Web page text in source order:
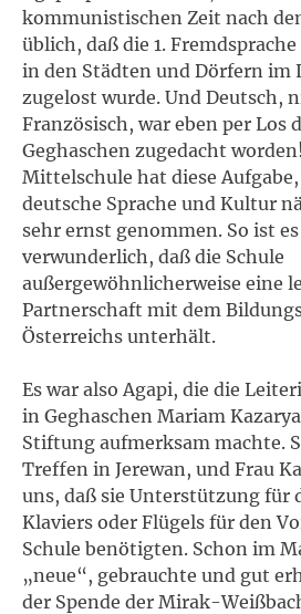
kommunistischen Zeit nach
üblich, daß die 1.
in den Städten und Dörfern im
zugelost wurde. Und Deutsch,
Französisch, war eben per Los
Geghaschen zugedacht
Mittelschule hat diese
deutsche Sprache und Kultur
sehr ernst genommen. So ist
verwunderlich, daß die Schule
außergewöhnlicherweise eine
Partnerschaft mit dem
Österreichs unterhält.
Es war also Agapi, die die
in Geghaschen Mariam
Stiftung aufmerksam machte.
Treffen in Jerewan, und Frau
uns, daß sie Unterstützung für
Klaviers oder Flügels für den
Schule benötigten. Schon im
„neue“, gebrauchte und gut
der Spende der Mirak-